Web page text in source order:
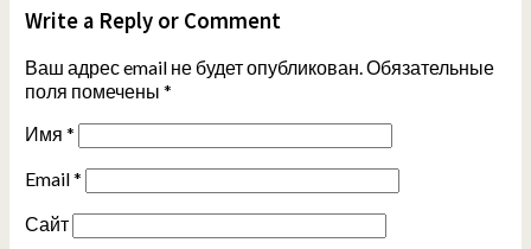
Write a Reply or Comment
Ваш адрес email не будет опубликован.Обязательные
поля помечены *
Имя *
Email*
Сайт